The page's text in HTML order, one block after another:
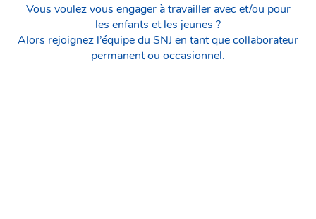
Vous voulez vous engager à travailler avec et/ou pour
les enfants et les jeunes ?
Alors rejoignez l’équipe du SNJ en tant que collaborateur
permanent ou occasionnel.